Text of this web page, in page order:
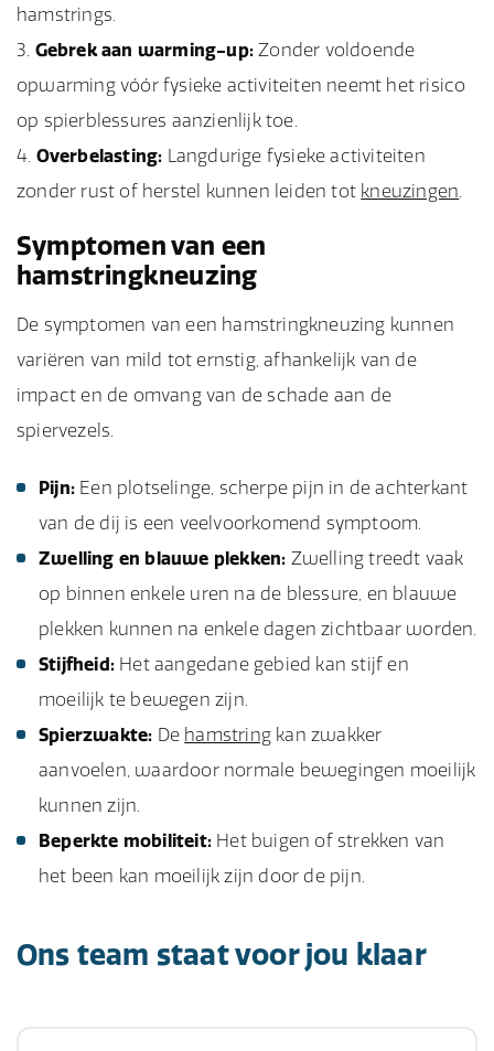
hamstrings.
Gebrek aan warming-up: Zonder voldoende
opwarming vóór fysieke activiteiten neemt het risico
op spierblessures aanzienlijk toe.
Overbelasting: Langdurige fysieke activiteiten
zonder rust of herstel kunnen leiden tot kneuzingen.
Symptomen van een
hamstringkneuzing
De symptomen van een hamstringkneuzing kunnen
variëren van mild tot ernstig, afhankelijk van de
impact en de omvang van de schade aan de
spiervezels.
Pijn: Een plotselinge, scherpe pijn in de achterkant
van de dij is een veelvoorkomend symptoom.
Zwelling en blauwe plekken: Zwelling treedt vaak
op binnen enkele uren na de blessure, en blauwe
plekken kunnen na enkele dagen zichtbaar worden.
Stijfheid: Het aangedane gebied kan stijf en
moeilijk te bewegen zijn.
Spierzwakte: De hamstring kan zwakker
aanvoelen, waardoor normale bewegingen moeilijk
kunnen zijn.
Beperkte mobiliteit: Het buigen of strekken van
het been kan moeilijk zijn door de pijn.
Ons team staat voor jou klaar